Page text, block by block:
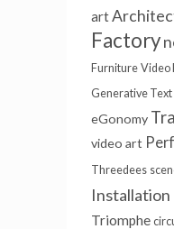
art
Factory
Furniture Video
Generative Text
eGonomy
video art
Threedees
Installation
Triomphe